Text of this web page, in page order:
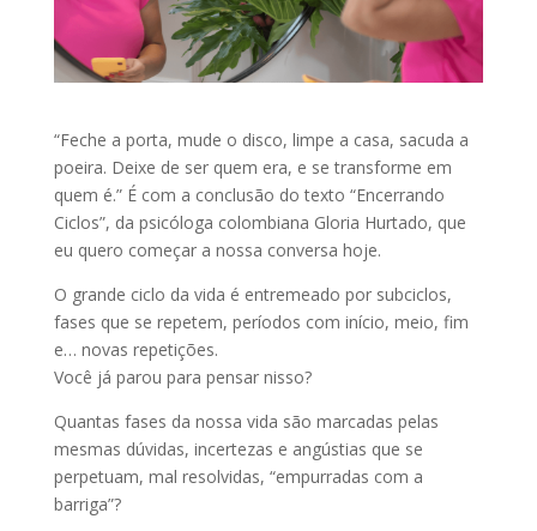
“Feche a porta, mude o disco, limpe a casa, sacuda a
poeira. Deixe de ser quem era, e se transforme em
quem é.” É com a conclusão do texto “Encerrando
Ciclos”, da psicóloga colombiana Gloria Hurtado, que
eu quero começar a nossa conversa hoje.
O grande ciclo da vida é entremeado por subciclos,
fases que se repetem, períodos com início, meio, fim
e… novas repetições.
Você já parou para pensar nisso?
Quantas fases da nossa vida são marcadas pelas
mesmas dúvidas, incertezas e angústias que se
perpetuam, mal resolvidas, “empurradas com a
barriga”?